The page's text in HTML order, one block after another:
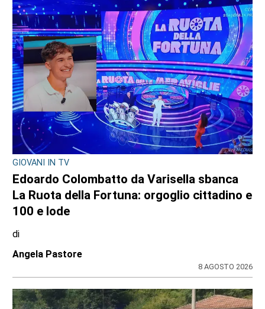
CRONACA
Ciclisti travolti a Lanzo: arrestato per
tentato omicidio il 73enne Giuseppe
Campagna. Spuntano le segnalazioni dei
lettori
di
Redazione
8 AGOSTO 2026